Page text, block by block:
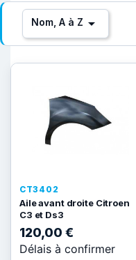
Nom, A à Z 
CT3402
Aile avant droite Citroen
C3 et Ds3
120,00 €
Délais à confirmer